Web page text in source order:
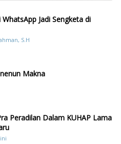
Jadi Sengketa di
S.H
Makna
Peradilan Dalam KUHAP Lama